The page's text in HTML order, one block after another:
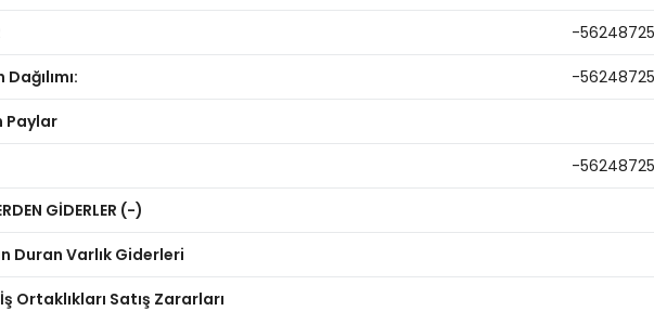
-
-
Paylar
-
GİDERLER (-)
Duran Varlık Giderleri
Ortaklıkları Satış Zararları